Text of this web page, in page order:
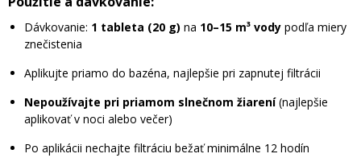
Dávkovanie: 1 tableta (20 g) na 10–15 m³ vody podľa miery
znečistenia
Aplikujte priamo do bazéna, najlepšie pri zapnutej filtrácii
Nepoužívajte pri priamom slnečnom žiarení(najlepšie
aplikovať v noci alebo večer)
Po aplikácii nechajte filtráciu bežať minimálne 12 hodín